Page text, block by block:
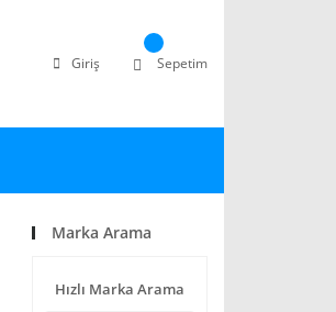
Giriş Sepetim
Marka Arama
Hızlı Marka Arama